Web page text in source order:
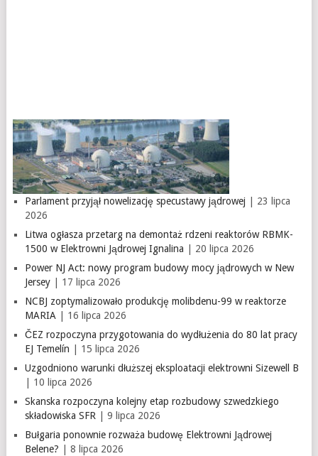
Parlament przyjął nowelizację specustawy jądrowej | 23 lipca
2026
Litwa ogłasza przetarg na demontaż rdzeni reaktorów RBMK-
1500 w Elektrowni Jądrowej Ignalina | 20 lipca 2026
Power NJ Act: nowy program budowy mocy jądrowych w New
Jersey| 17 lipca 2026
NCBJ zoptymalizowało produkcję molibdenu-99 w reaktorze
MARIA| 16 lipca 2026
ČEZ rozpoczyna przygotowania do wydłużenia do 80 lat pracy
EJ Temelín | 15 lipca 2026
Uzgodniono warunki dłuższej eksploatacji elektrowni Sizewell B
| 10 lipca 2026
Skanska rozpoczyna kolejny etap rozbudowy szwedzkiego
składowiska SFR| 9 lipca 2026
Bułgaria ponownie rozważa budowę Elektrowni Jądrowej
Belene? | 8 lipca 2026